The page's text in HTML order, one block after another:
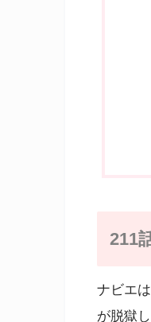
211
ナビエ
が脱獄